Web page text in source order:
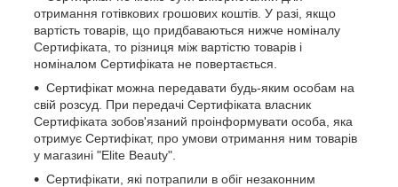
отримання готівкових грошових коштів. У разі, якщо
вартість товарів, що придбаваються нижче номіналу
Сертифіката, то різниця між вартістю товарів і
номіналом Сертифіката не повертається.
Сертифікат можна передавати будь-яким особам на
свій розсуд. При передачі Сертифіката власник
Сертифіката зобов'язаний проінформувати особа, яка
отримує Сертифікат, про умови отримання ним товарів
у магазині "Elite Beauty".
Сертифікати, які потрапили в обіг незаконним